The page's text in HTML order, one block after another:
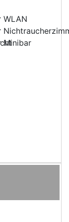
WLAN
Minibar